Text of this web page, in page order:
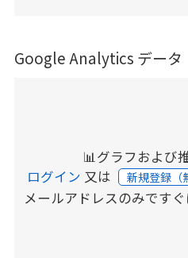
Google Analytics データ
📊グラフおよび
ログイン 又は 新規登録（
メールアドレスのみですぐ